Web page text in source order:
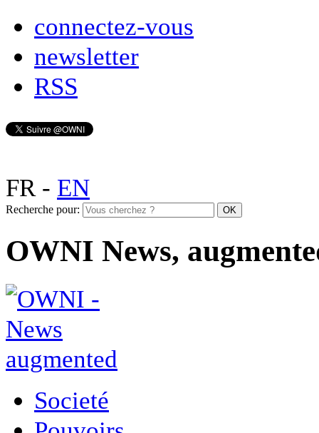
connectez-vous
newsletter
RSS
FR- EN
Recherche pour:
OWNI News,
Societé